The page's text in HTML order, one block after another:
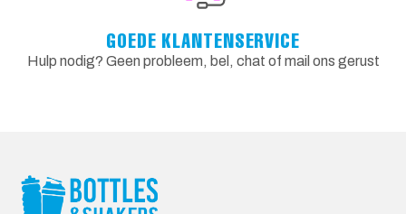
GOEDE KLANTENSERVICE
Hulp nodig? Geen probleem, bel, chat of mail ons gerust